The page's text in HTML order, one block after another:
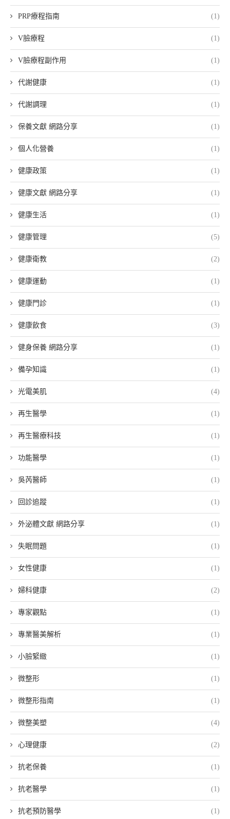
PRP療程指南 (1)
V臉療程 (1)
V臉療程副作用 (1)
代謝健康 (1)
代謝調理 (1)
保養文獻 網路分享 (1)
個人化營養 (1)
健康政策 (1)
健康文獻 網路分享 (1)
健康生活 (1)
健康管理 (5)
健康衛教 (2)
健康運動 (1)
健康門診 (1)
健康飲食 (3)
健身保養 網路分享 (1)
備孕知識 (1)
光電美肌 (4)
再生醫學 (1)
再生醫療科技 (1)
功能醫學 (1)
吳芮醫師 (1)
回診追蹤 (1)
外泌體文獻 網路分享 (1)
失眠問題 (1)
女性健康 (1)
婦科健康 (2)
專家觀點 (1)
專業醫美解析 (1)
小臉緊緻 (1)
微整形 (1)
微整形指南 (1)
微整美塑 (4)
心理健康 (2)
抗老保養 (1)
抗老醫學 (1)
抗老預防醫學 (1)